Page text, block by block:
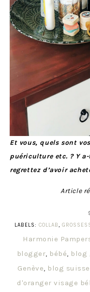
Et vous, quels sont
puériculture etc. ? Y
regrettez d’avoir
Article
LABELS: COLLAB
Harmonie
blogger bébé blog
Genève
blog suisse
d'oranger visage